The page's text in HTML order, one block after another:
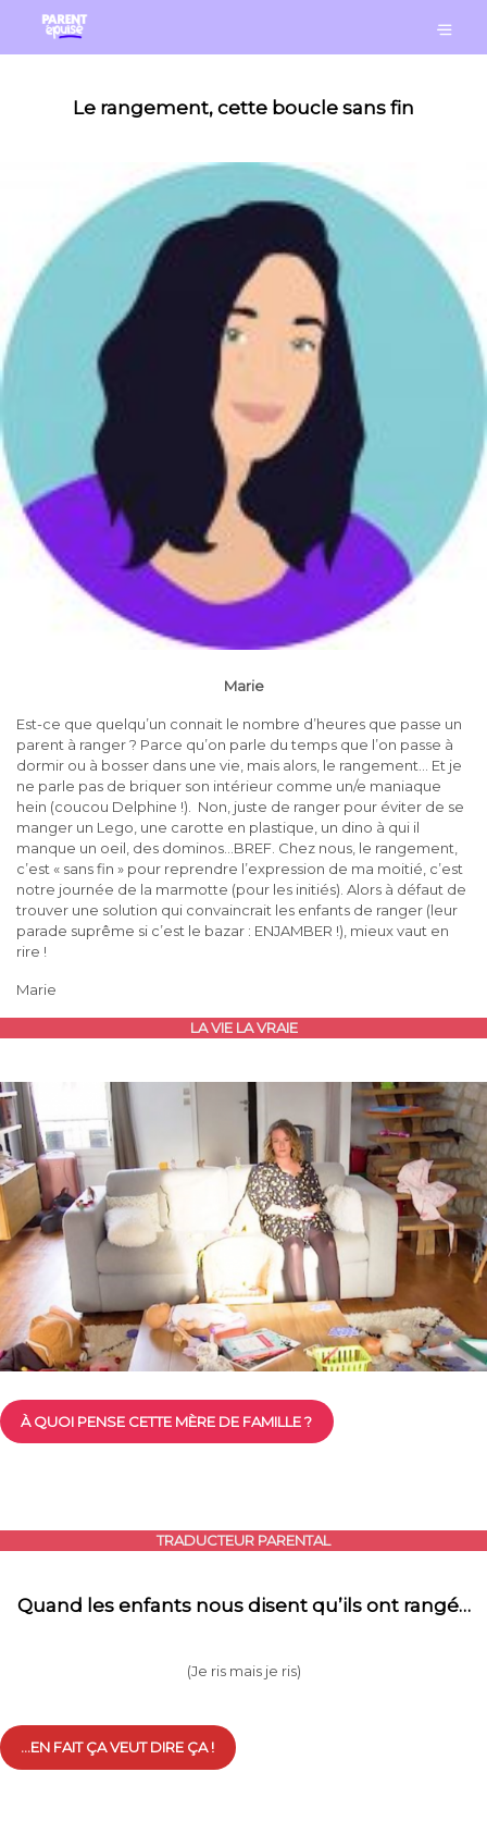
Le rangement, cette boucle sans fin
Marie
Est-ce que quelqu’un connait le nombre d’heures que passe un
parent à ranger ? Parce qu’on parle du temps que l’on passe à
dormir ou à bosser dans une vie, mais alors, le rangement… Et je
ne parle pas de briquer son intérieur comme un/e maniaque
hein (coucou Delphine !). Non, juste de ranger pour éviter de se
manger un Lego, une carotte en plastique, un dino à qui il
manque un oeil, des dominos…BREF. Chez nous, le rangement,
c’est « sans fin » pour reprendre l’expression de ma moitié, c’est
notre journée de la marmotte (pour les initiés). Alors à défaut de
trouver une solution qui convaincrait les enfants de ranger (leur
parade suprême si c’est le bazar : ENJAMBER !), mieux vaut en
rire !
Marie
LA VIE LA VRAIE
À QUOI PENSE CETTE MÈRE DE FAMILLE ?
TRADUCTEUR PARENTAL
Quand les enfants nous disent qu’ils ont rangé…
(Je ris mais je ris)
…EN FAIT ÇA VEUT DIRE ÇA !